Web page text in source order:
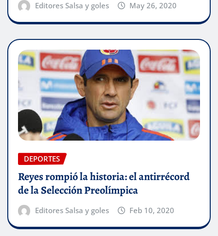
Editores Salsa y goles May 26, 2020
DEPORTES
Reyes rompió la historia: el antirrécord
de la Selección Preolímpica
Editores Salsa y goles Feb 10, 2020